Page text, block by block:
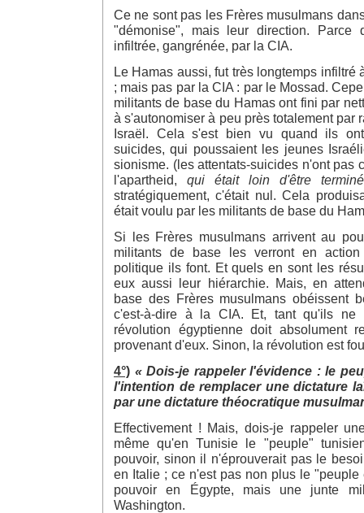
Ce ne sont pas les Frères musulmans
"démonise", mais leur direction. Parce
infiltrée, gangrénée, par la CIA.
Le Hamas aussi, fut très longtemps infiltré
; mais pas par la CIA : par le Mossad.
militants de base du Hamas ont fini par
à s'autonomiser à peu près totalement par
Israël. Cela s'est bien vu quand ils
suicides, qui poussaient les jeunes
sionisme. (les attentats-suicides n'ont pas
l'apartheid, qui était loin d'être
stratégiquement, c'était nul. Cela
était voulu par les militants de base du
Si les Frères musulmans arrivent au
militants de base les verront en
politique ils font. Et quels en sont les
eux aussi leur hiérarchie. Mais, en
base des Frères musulmans obéissent
c'est-à-dire à la CIA. Et, tant qu'ils ne
révolution égyptienne doit absolument
provenant d'eux. Sinon, la révolution est
4°) « Dois-je rappeler l'évidence : le
l'intention de remplacer une dictature
par une dictature théocratique
Effectivement ! Mais, dois-je rappeler
même qu'en Tunisie le "peuple"
pouvoir, sinon il n'éprouverait pas le
en Italie ; ce n'est pas non plus le
pouvoir en Égypte, mais une junte
Washington.